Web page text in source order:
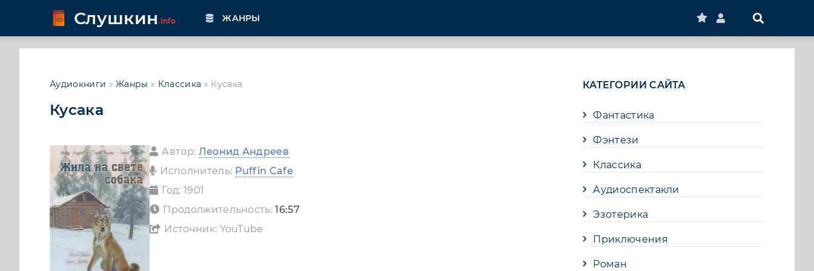
Слушкин.Info ЖАНРЫ
Аудиокниги »Жанры » Классика » Кусака
Кусака
Автор: Леонид Андреев
Исполнитель: Puffin Cafe
Год: 1901
Продолжительность:16:57
Источник: YouTube
КАТЕГОРИИ САЙТА
Фантастика
Фэнтези
Классика
Аудиоспектакли
Эзотерика
Приключения
Роман